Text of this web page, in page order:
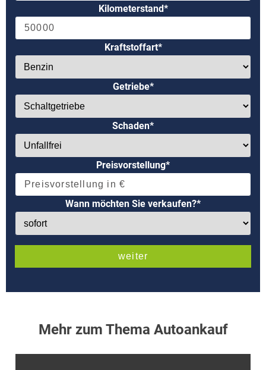
Kilometerstand*
Kraftstoffart*
Getriebe*
Schaden*
Preisvorstellung*
Wann möchten Sie verkaufen?*
Mehr zum Thema Autoankauf